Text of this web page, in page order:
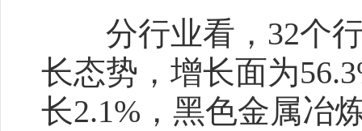
分行业看，32个行
长态势，增长面为
长2.1%，黑色金属冶